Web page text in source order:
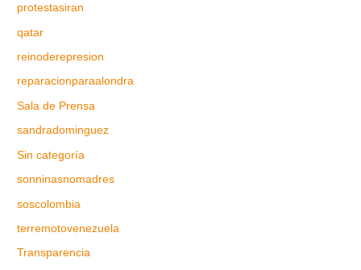
protestasiran
qatar
reinoderepresion
reparacionparaalondra
Sala de Prensa
sandradominguez
Sin categoría
sonninasnomadres
soscolombia
terremotovenezuela
Transparencia